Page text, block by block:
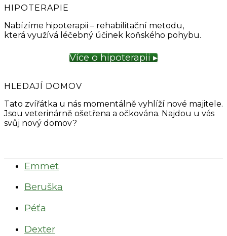
HIPOTERAPIE
Nabízíme hipoterapii – rehabilitační metodu,
která využívá léčebný účinek koňského pohybu.
Více o hipoterapii ▸
HLEDAJÍ DOMOV
Tato zvířátka u nás momentálně vyhlíží nové majitele.
Jsou veterinárně ošetřena a očkována. Najdou u vás
svůj nový domov?
Emmet
Beruška
Péťa
Dexter